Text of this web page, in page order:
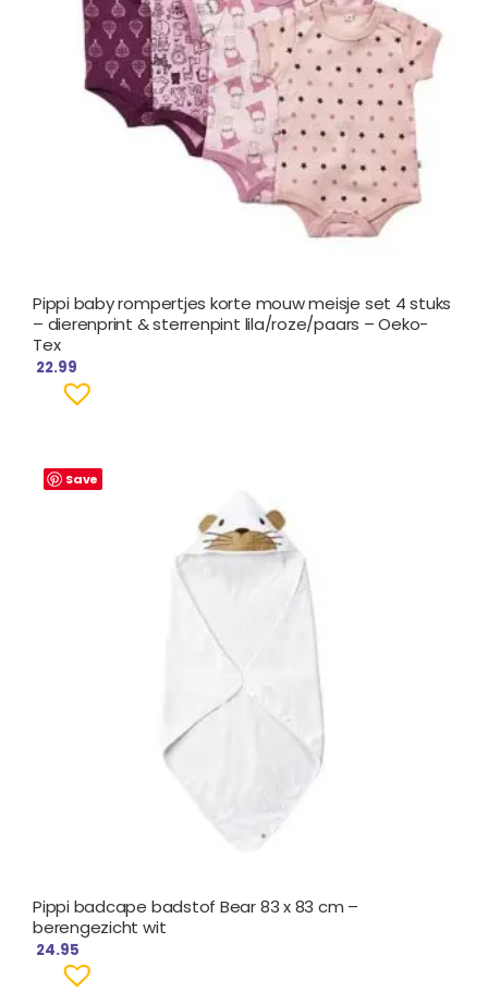
Pippi baby rompertjes korte mouw meisje set 4 stuks
– dierenprint & sterrenpint lila/roze/paars – Oeko-
Tex
22.99
Save
Pippi badcape badstof Bear 83 x 83 cm –
berengezicht wit
24.95